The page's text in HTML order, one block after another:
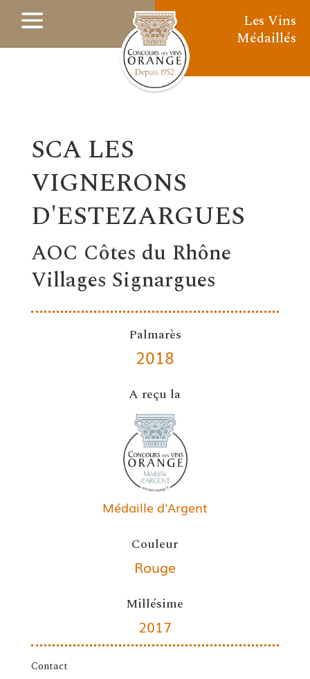
Les Vins
Médaillés
SCA LES
VIGNERONS
D'ESTEZARGUES
AOC Côtes du Rhône
Villages Signargues
Palmarès
2018
A reçu la
Médaille d'Argent
Couleur
Rouge
Millésime
2017
Contact